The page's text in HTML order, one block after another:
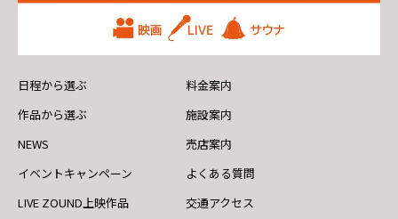
日程から選ぶ
作品から選ぶ
NEWS
イベントキャンペーン
LIVE ZOUND上映作品
料金案内
施設案内
売店案内
よくある質問
交通アクセス